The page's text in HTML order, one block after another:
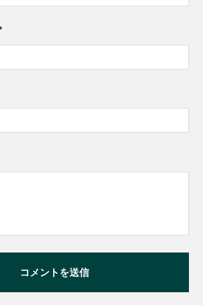
コメントを送信